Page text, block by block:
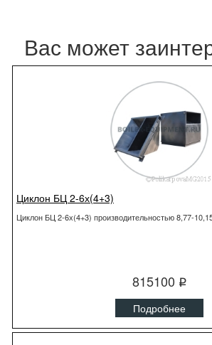
Вас может
Циклон БЦ 2-6х(4+3)
Циклон БЦ 2-6х(4+3) производительностью 8,77-
815100 q
Подробнее